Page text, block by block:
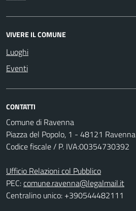
VIVERE IL COMUNE
Luoghi
Eventi
CONTATTI
Comune di Ravenna
Piazza del Popolo, 1 - 48121 Ravenna
Codice fiscale / P. IVA:00354730392
Ufficio Relazioni col Pubblico
PEC:comune.ravenna@legalmail.it
Centralino unico: +390544482111